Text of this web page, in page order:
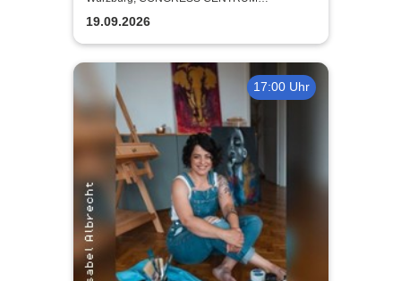
WÜRZBURG
19.09.2026
17:00 Uhr